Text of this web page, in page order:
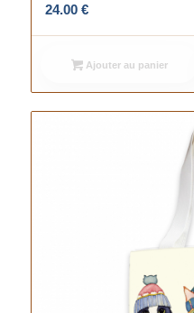
24.00 €
Ajouter au panier